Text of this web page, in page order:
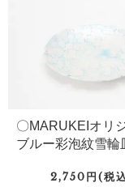
〇MARUKEIオリ
ブルー彩泡紋雪輪
2,750円(税